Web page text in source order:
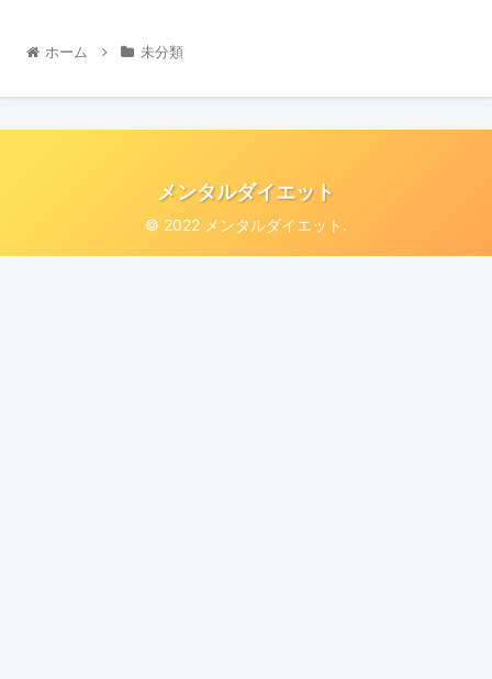
ホーム 未分類
メンタルダイエット
© 2022 メンタルダイエット.